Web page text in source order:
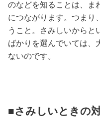
のなどを知ることは、ま
につながります。つまり
うこと。さみしいからと
ばかりを選んでいては、
ないのです。
■さみしいときの